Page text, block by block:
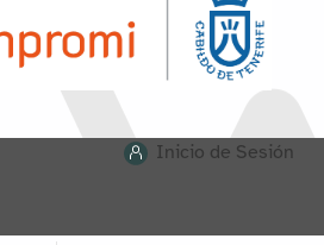
Inicio de Sesión